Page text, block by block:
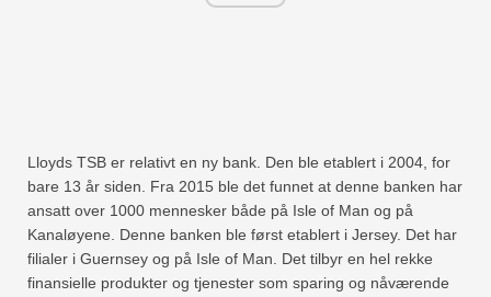
Lloyds TSB er relativt en ny bank. Den ble etablert i 2004, for
bare 13 år siden. Fra 2015 ble det funnet at denne banken har
ansatt over 1000 mennesker både på Isle of Man og på
Kanaløyene. Denne banken ble først etablert i Jersey. Det har
filialer i Guernsey og på Isle of Man. Det tilbyr en hel rekke
finansielle produkter og tjenester som sparing og nåværende